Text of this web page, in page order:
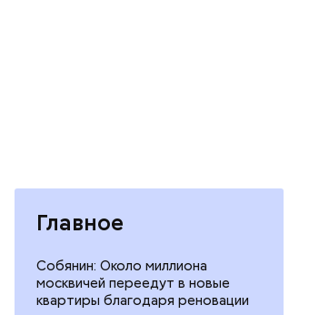
Главное
Собянин: Около миллиона
москвичей переедут в новые
квартиры благодаря реновации